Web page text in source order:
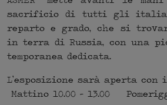
sacrificio di tutti gli
reparto e grado, che si
in terra di Russia, con una
temporanea dedicata.
L’esposizione sarà aperta
Mattino 10.00 – 13.00